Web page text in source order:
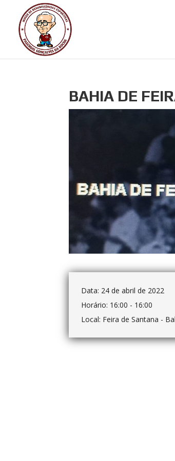
BAHIA DE
Data: 24 de abril de 2022
Horário: 16:00 - 16:00
Local: Feira de Santana -